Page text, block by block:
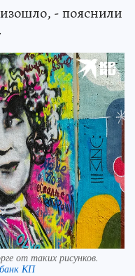
- пояснили
от таких рисунков.
КП